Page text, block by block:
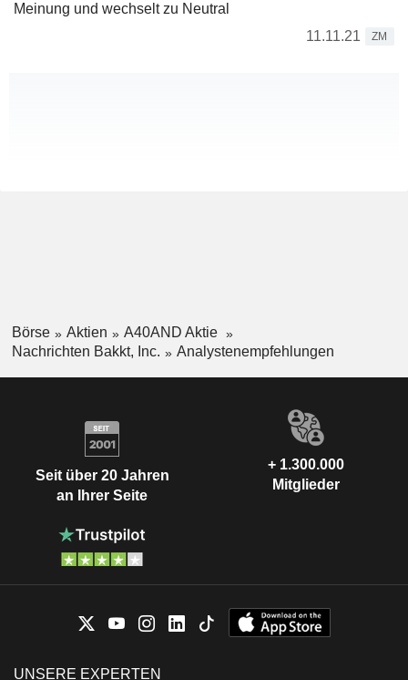
Meinung und wechselt zu Neutral
11.11.21
ZM
Börse Aktien
A40AND Aktie
Nachrichten Bakkt, Inc.
Analystenempfehlungen
Seit über 20 Jahren
an Ihrer Seite
+ 1.300.000
Mitglieder
UNSERE EXPERTEN